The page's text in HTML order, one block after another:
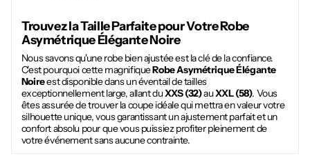
Trouvez la Taille Parfaite pour VotreRobe
Asymétrique Élégante Noire
Nous savons qu'une robe bien ajustée est la clé de la confiance.
C'est pourquoi cette magnifiqueRobe Asymétrique Élégante
Noireest disponible dans un éventail de tailles
exceptionnellement large, allant duXXS (32)auXXL (58). Vous
êtes assurée de trouver la coupe idéale qui mettra en valeur votre
silhouette unique, vous garantissant un ajustement parfait et un
confort absolu pour que vous puissiez profiter pleinement de
votre événement sans aucune contrainte.